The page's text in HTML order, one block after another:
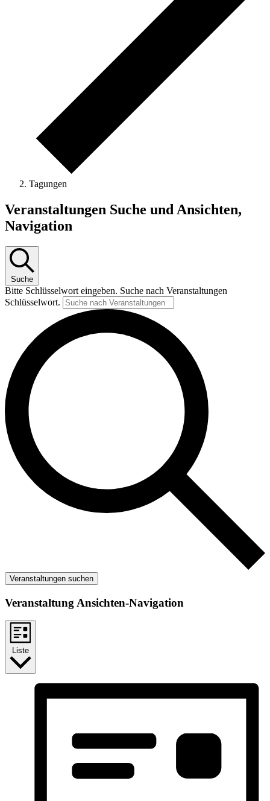
Tagungen
Veranstaltungen
Veranstaltungen Suche und Ansichten,
Navigation
Suche
Bitte Schlüsselwort eingeben. Suche nach Veranstaltungen
Schlüsselwort.
Veranstaltungen suchen
Veranstaltung Ansichten-Navigation
Liste